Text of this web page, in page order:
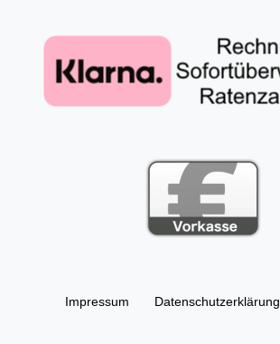
Impressum Daten­schutz­erklärung